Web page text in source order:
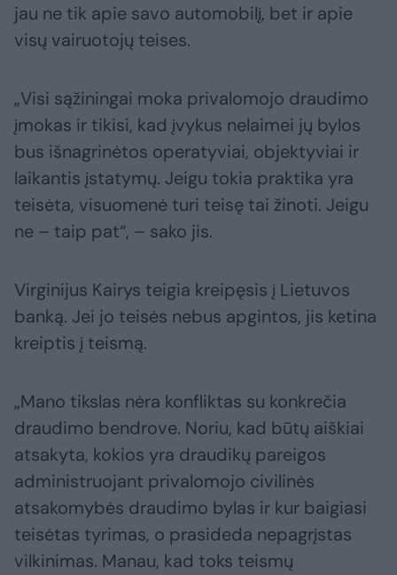
jau ne tik apie savo automobilį, bet ir apie
visų vairuotojų teises.
„Visi sąžiningai moka privalomojo draudimo
įmokas ir tikisi, kad įvykus nelaimei jų bylos
bus išnagrinėtos operatyviai, objektyviai ir
laikantis įstatymų. Jeigu tokia praktika yra
teisėta, visuomenė turi teisę tai žinoti. Jeigu
ne – taip pat“, – sako jis.
Virginijus Kairys teigia kreipęsis į Lietuvos
banką. Jei jo teisės nebus apgintos, jis ketina
kreiptis į teismą.
„Mano tikslas nėra konfliktas su konkrečia
draudimo bendrove. Noriu, kad būtų aiškiai
atsakyta, kokios yra draudikų pareigos
administruojant privalomojo civilinės
atsakomybės draudimo bylas ir kur baigiasi
teisėtas tyrimas, o prasideda nepagrįstas
vilkinimas. Manau, kad toks teismų